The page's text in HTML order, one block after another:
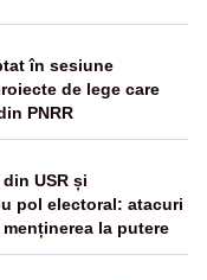
în sesiune
de lege care
PNRR
USR și
pol electoral: atacuri
la putere